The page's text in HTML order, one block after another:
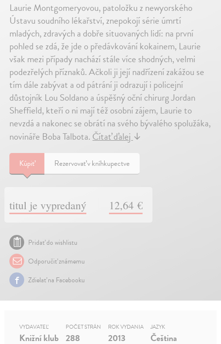
Laurie Montgomeryovou, patoložku z newyorského
Ústavu soudního lékařství, znepokojí série úmrtí
mladých, zdravých a dobře situovaných lidí: na první
pohled se zdá, že jde o předávkování kokainem, Laurie
však mezi případy nachází stále více shodných, velmi
podezřelých příznaků. Ačkoli ji její nadřízení zakážou se
tím dále zabývat a od pátrání ji odrazují i policejní
důstojník Lou Soldano a úspěšný oční chirurg Jordan
Sheffield, kteří o ni mají též osobní zájem, Laurie to
nevzdá a nakonec se obrátí na svého bývalého spolužáka,
novináře Boba Talbota.Čítať ďalej↓
Kúpiť Rezervovať v kníhkupectve
titul je vypredaný 12,64 €
Pridať do wishlistu
Odporučiť známemu
Zdielať na Facebooku
VYDAVATEĽ
Knižní klub
POČET STRÁN
288
ROK VYDANIA
2013
JAZYK
Čeština